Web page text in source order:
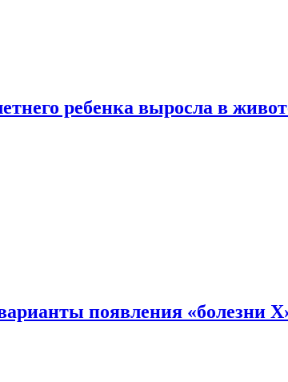
ребенка выросла в
появления «болезни